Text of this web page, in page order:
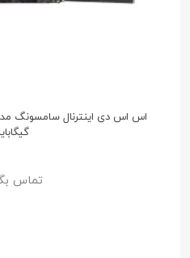
تماس